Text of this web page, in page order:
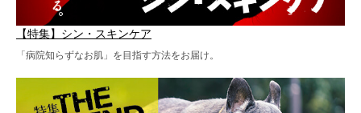
【特集】シン・スキンケア
「病院知らずなお肌」を目指す方法をお届け。